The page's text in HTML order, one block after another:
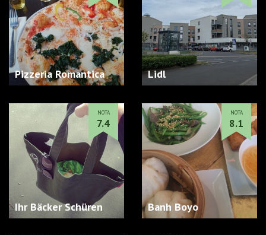
Pizzeria Romantica Lidl
Ihr Bäcker Schüren
NOTA
7.4
Banh Boyo
NOTA
8.1